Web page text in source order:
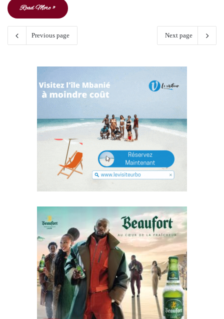
Read More »
Previous page Next page